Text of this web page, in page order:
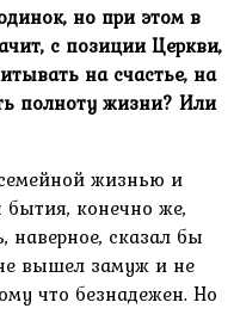
но при этом в
с позиции Церкви,
на счастье, на
полноту жизни? Или
жизнью и
конечно же,
наверное, сказал бы
вышел замуж и не
что безнадежен. Но